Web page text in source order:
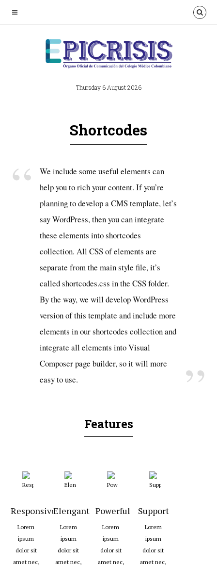
Thursday 6 August 2026
Shortcodes
We include some useful elements can
help you to rich your content. If you’re
planning to develop a CMS template, let’s
say WordPress, then you can integrate
these elements into shortcodes
collection. All CSS of elements are
separate from the main style file, it’s
called shortcodes.css in the CSS folder.
By the way, we will develop WordPress
version of this template and include more
elements in our shortcodes collection and
integrate all elements into Visual
Composer page builder, so it will more
easy to use.
Features
Responsive
Lorem
ipsum
dolor sit
amet nec,
Elengant
Lorem
ipsum
dolor sit
amet nec,
Powerful
Lorem
ipsum
dolor sit
amet nec,
Support
Lorem
ipsum
dolor sit
amet nec,